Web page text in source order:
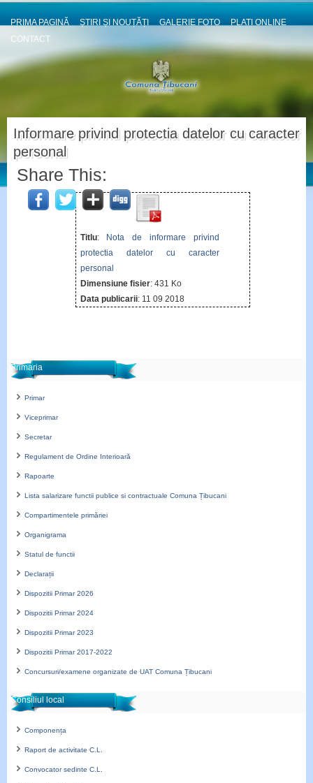
PRIMA PAGINĂ ȘTIRI ȘI NOUȚĂȚI GALERIE FOTO
PLATI ONLINE
CONTACT
Informare privind protectia datelor cu caracter
personal
Share This:
Titlu:
Nota de informare privind
protectia datelor cu caracter
personal
Dimensiune fisier: 431 Ko
Data publicarii: 11 09 2018
Primaria
Primar
Viceprimar
Secretar
Regulament de Ordine Interioară
Rapoarte
Lista salarizare functii publice si contractuale Comuna Țibucani
Compartimentele primăriei
Organigrama
Statul de functii
Declarații
Dispozitii Primar 2026
Dispozitii Primar 2024
Dispozitii Primar 2023
Dispozitii Primar 2017-2022
Concursuri/examene organizate de UAT Comuna Țibucani
Consiliul local
Componența
Raport de activitate C.L.
Convocator sedinte C.L.